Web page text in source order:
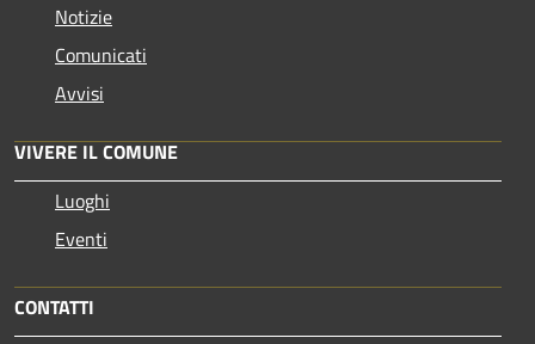
Notizie
Comunicati
Avvisi
VIVERE IL COMUNE
Luoghi
Eventi
CONTATTI